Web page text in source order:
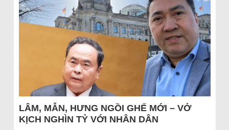
LÂM, MẪN, HƯNG NGỒI GHẾ MỚI – VỞ
KỊCH NGHÌN TỶ VỚI NHÂN DÂN